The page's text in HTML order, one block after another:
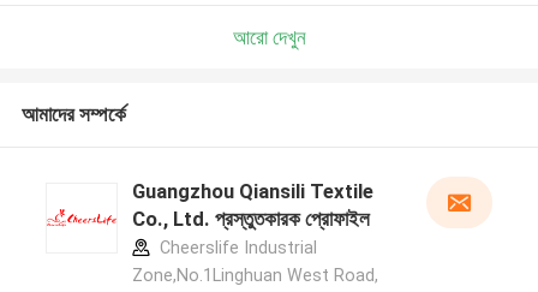
আরো দেখুন
আমাদের সম্পর্কে
Guangzhou Qiansili Textile
Co., Ltd. প্রস্তুতকারক প্রোফাইল
Cheerslife Industrial
Zone,No.1Linghuan West Road,